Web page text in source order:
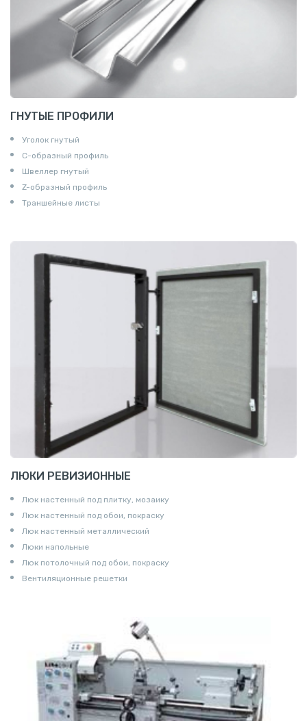
ГНУТЫЕ ПРОФИЛИ
Уголок гнутый
С-образный профиль
Швеллер гнутый
Z-образный профиль
Траншейные листы
ЛЮКИ РЕВИЗИОННЫЕ
Люк настенный под плитку, мозаику
Люк настенный под обои, покраску
Люк настенный металлический
Люки напольные
Люк потолочный под обои, покраску
Вентиляционные решетки